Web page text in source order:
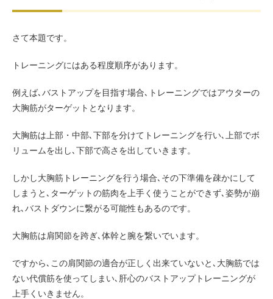
さて本題です。
トレーニングにはある程度順序があります。
例えば､バストアップを目指す場合､トレーニングではアウターの
大胸筋がターゲットとなります。
大胸筋は上部・中部､下部を分けてトレーニングを行い､上部でボ
リュームを出し､下部で高さを出していきます。
しかし大胸筋トレーニングを行う場合､その下準備を疎かにして
しまうと､ターゲットの筋肉を上手く使うことができず､姿勢が崩
れ､バストダウンに繋がる可能性もあるのです。
大胸筋は肩関節を跨ぎ､体幹と腕を繋いでいます。
ですから､この肩関節の適合が正しく出来ていないと､大胸筋では
ない代償筋を使ってしまい､肝心のバストアップトレーニングが
上手くいきません。